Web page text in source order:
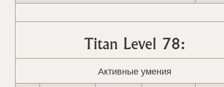
Titan Level 78:
Активные умения